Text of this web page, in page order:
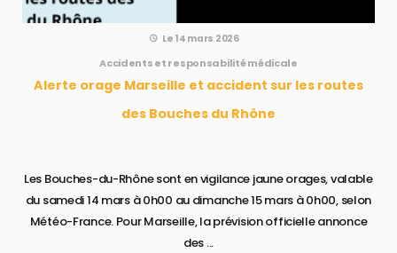
Le 14 mars 2026
Accidents et responsabilité médicale
Alerte orage Marseille​ et accident sur les routes
des Bouches du Rhône
Les Bouches-du-Rhône sont en vigilance jaune orages, valable
du samedi 14 mars à 0h00 au dimanche 15 mars à 0h00, selon
Météo-France. Pour Marseille, la prévision officielle annonce
des ...